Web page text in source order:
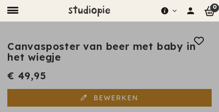
0
Canvasposter van beer met baby in
het wiegje
€ 49,95
BEWERKEN